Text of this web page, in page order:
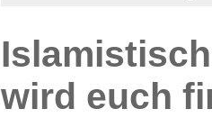
wird euch